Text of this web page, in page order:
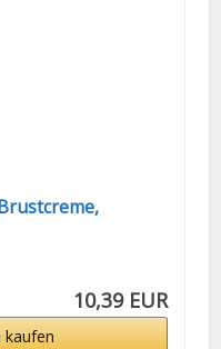
10,39 EUR
kaufen